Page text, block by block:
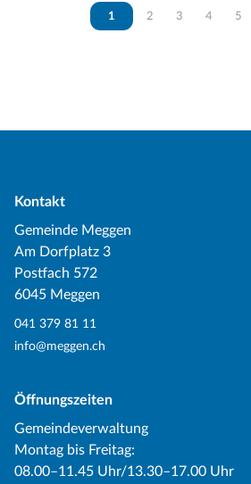
Vous êtes sur la page
1 Vous êtes sur la page
2 Vous êtes sur
3 Vous
4 5
Kontakt
Gemeinde Meggen
Am Dorfplatz 3
Postfach 572
6045 Meggen
041 379 81 11
info@meggen.ch
Öffnungszeiten
Gemeindeverwaltung
Montag bis Freitag:
08.00–11.45 Uhr/13.30–17.00 Uhr